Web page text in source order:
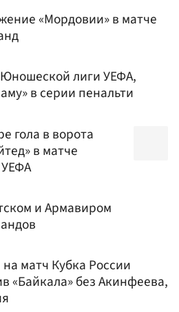
«Мордовии» в матче
лиги УЕФА,
в серии пенальти
гола в ворота
в матче
и Армавиром
матч Кубка России
«Байкала» без Акинфеева,